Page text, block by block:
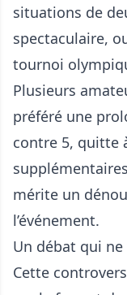
situations de
spectaculaire,
tournoi
Plusieurs
préféré une
contre 5, quitte
mérite un
l’événement.
Un débat qui
Cette